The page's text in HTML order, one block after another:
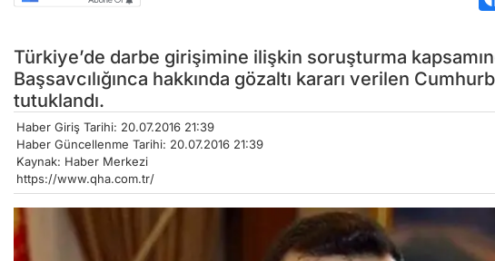
Türkiye’de darbe girişimine ilişkin soruşturma
Başsavcılığınca hakkında gözaltı kararı verilen
tutuklandı.
Haber Giriş Tarihi: 20.07.2016 21:39
Haber Güncellenme Tarihi: 20.07.2016 21:39
Kaynak: Haber Merkezi
https://www.qha.com.tr/